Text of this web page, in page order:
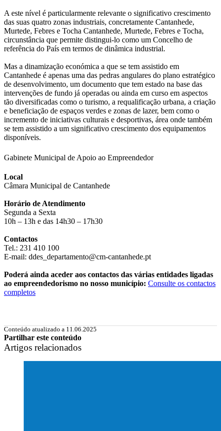
A este nível é particularmente relevante o significativo crescimento
das suas quatro zonas industriais, concretamente Cantanhede,
Murtede, Febres e Tocha Cantanhede, Murtede, Febres e Tocha,
circunstância que permite distingui-lo como um Concelho de
referência do País em termos de dinâmica industrial.
Mas a dinamização económica a que se tem assistido em
Cantanhede é apenas uma das pedras angulares do plano estratégico
de desenvolvimento, um documento que tem estado na base das
intervenções de fundo já operadas ou ainda em curso em aspectos
tão diversificadas como o turismo, a requalificação urbana, a criação
e beneficiação de espaços verdes e zonas de lazer, bem como o
incremento de iniciativas culturais e desportivas, área onde também
se tem assistido a um significativo crescimento dos equipamentos
disponíveis.
Gabinete Municipal de Apoio ao Empreendedor
Local
Câmara Municipal de Cantanhede
Horário de Atendimento
Segunda a Sexta
10h – 13h e das 14h30 – 17h30
Contactos
Tel.: 231 410 100
E-mail: ddes_departamento@cm-cantanhede.pt
Poderá ainda aceder aos contactos das várias entidades ligadas
ao empreendedorismo no nosso município: Consulte os contactos
completos
Conteúdo atualizado a 11.06.2025
Partilhar este conteúdo
Artigos relacionados